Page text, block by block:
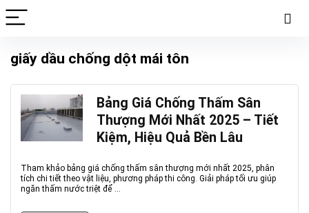
giấy dầu chống dột mái tôn
Bảng Giá Chống Thấm Sân
Thượng Mới Nhất 2025 – Tiết
Kiệm, Hiệu Quả Bền Lâu
Tham khảo bảng giá chống thấm sân thượng mới nhất 2025, phân
tích chi tiết theo vật liệu, phương pháp thi công. Giải pháp tối ưu giúp
ngăn thấm nước triệt để ...